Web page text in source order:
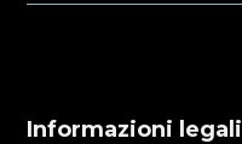
Informazioni legali